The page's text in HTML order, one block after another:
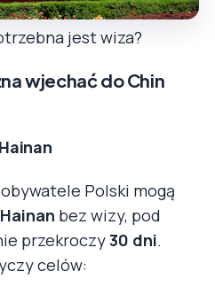
jest wiza?
wjechać do Chin
Polski mogą
bez wizy, pod
przekroczy30 dni.
celów: